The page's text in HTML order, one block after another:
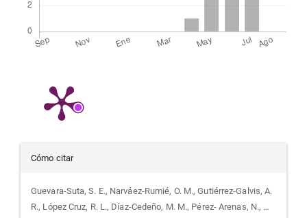
Detalles
del
Cómo citar
Guevara-Suta, S. E., Narváez-Rumié, O. M., Gutiérrez-Galvis, A.
R., López Cruz, R. L., Díaz-Cedeño, M. M., Pérez- Arenas, N., …